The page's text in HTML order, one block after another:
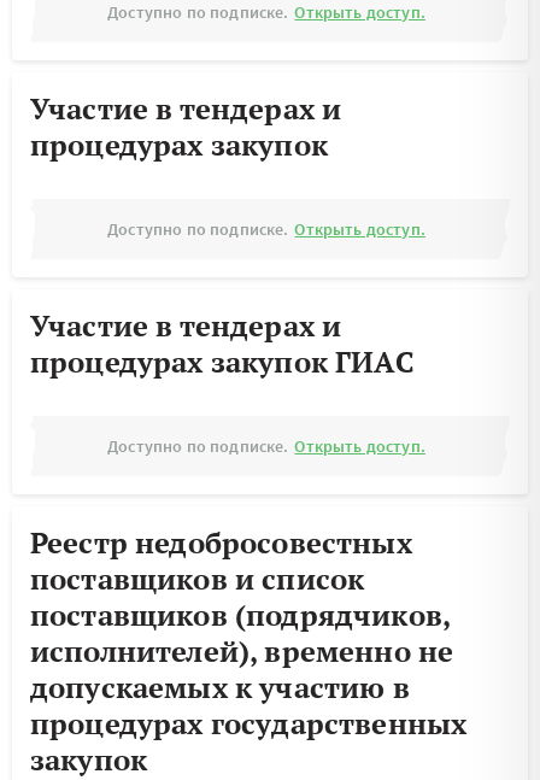
Доступно по подписке. Открыть доступ.
Участие в тендерах и
процедурах закупок
Доступно по подписке. Открыть доступ.
Участие в тендерах и
процедурах закупок ГИАС
Доступно по подписке. Открыть доступ.
Реестр недобросовестных
поставщиков и список
поставщиков (подрядчиков,
исполнителей), временно не
допускаемых к участию в
процедурах государственных
закупок